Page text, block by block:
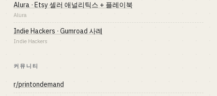
Alura · Etsy 셀러 애널리틱스 + 플레이북
Alura
Indie Hackers · Gumroad 사례
Indie Hackers
커뮤니티
r/printondemand